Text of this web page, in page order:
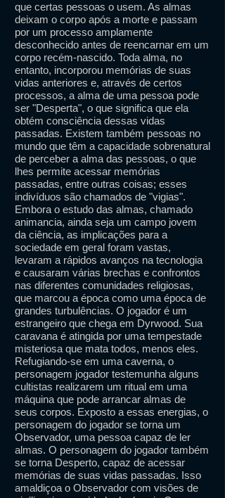
que certas pessoas o usem. As almas
deixam o corpo após a morte e passam
por um processo amplamente
desconhecido antes de reencarnar em um
corpo recém-nascido. Toda alma, no
entanto, incorporou memórias de suas
vidas anteriores e, através de certos
processos, a alma de uma pessoa pode
ser "Desperta", o que significa que ela
obtém consciência dessas vidas
passadas. Existem também pessoas no
mundo que têm a capacidade sobrenatural
de perceber a alma das pessoas, o que
lhes permite acessar memórias
passadas, entre outras coisas; esses
indivíduos são chamados de "vigias".
Embora o estudo das almas, chamado
animancia, ainda seja um campo jovem
da ciência, as implicações para a
sociedade em geral foram vastas,
levaram a rápidos avanços na tecnologia
e causaram várias brechas e confrontos
nas diferentes comunidades religiosas,
que marcou a época como uma época de
grandes turbulências. O jogador é um
estrangeiro que chega em Dyrwood. Sua
caravana é atingida por uma tempestade
misteriosa que mata todos, menos eles.
Refugiando-se em uma caverna, o
personagem jogador testemunha alguns
cultistas realizarem um ritual em uma
máquina que pode arrancar almas de
seus corpos. Exposto a essas energias, o
personagem do jogador se torna um
Observador, uma pessoa capaz de ler
almas. O personagem do jogador também
se torna Desperto, capaz de acessar
memórias de suas vidas passadas. Isso
amaldiçoa o Observador com visões de